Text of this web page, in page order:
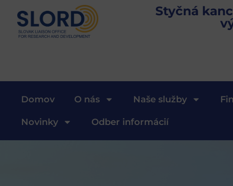
Styčná
Domov O nás Naše služby
Novinky Odber informácií